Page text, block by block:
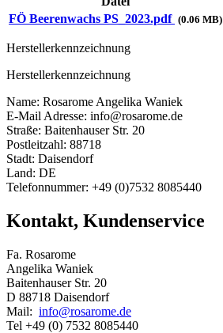
FÖ Beerenwachs PS_2023.pdf (0.06 MB)
Herstellerkennzeichnung
Herstellerkennzeichnung
Name: Rosarome Angelika Waniek
E-Mail Adresse: info@rosarome.de
Straße: Baitenhauser Str. 20
Postleitzahl: 88718
Stadt: Daisendorf
Land: DE
Telefonnummer: +49 (0)7532 8085440
Kontakt, Kundenservice
Fa. Rosarome
Angelika Waniek
Baitenhauser Str. 20
D 88718 Daisendorf
Mail: info@rosarome.de
Tel +49 (0) 7532 8085440